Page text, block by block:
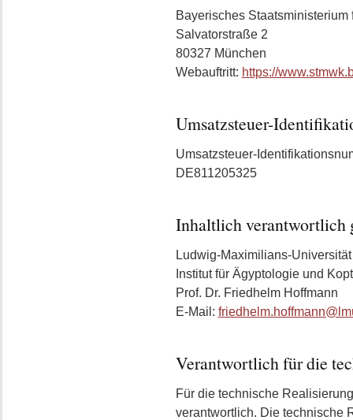
Bayerisches
Salvatorstraße 2
80327 München
Webauftritt: https://
Umsatzsteuer-
Umsatzsteuer-
DE811205325
Inhaltlich verantwortlich
Ludwig-Maximilians-
Institut für Ägyptologie und
Prof. Dr. Friedhelm Hoffmann
E-Mail:
Verantwortlich für die
Für die technische
verantwortlich. Die technische